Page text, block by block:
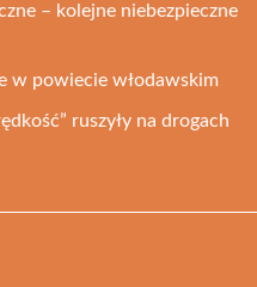
– kolejne niebezpieczne
w powiecie włodawskim
ruszyły na drogach